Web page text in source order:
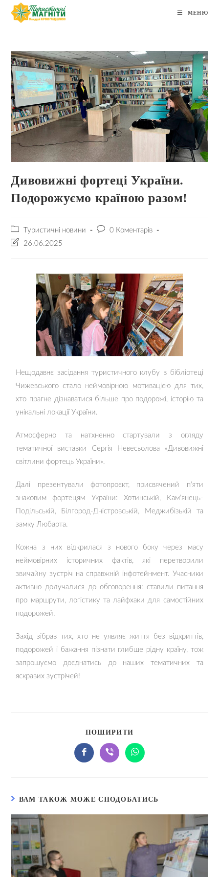
МЕНЮ
Дивовижні фортеці України.
Подорожуємо країною разом!
Туристичні новини
0 Коментарів
26.06.2025
Нещодавнє засідання туристичного клубу в бібліотеці
Чижевського стало неймовірною мотивацією для тих,
хто прагне дізнаватися більше про подорожі, історію та
унікальні локації України.
Атмосферно та натхненно стартували з огляду
тематичної виставки Сергія Невесьолова «Дивовижні
світлини фортець України».
Далі презентували фотопроєкт, присвячений п’яти
знаковим фортецям України: Хотинській, Кам’янець-
Подільській, Білгород-Дністровській, Меджибізькій та
замку Любарта.
Кожна з них відкрилася з нового боку через масу
неймовірних історичних фактів, які перетворили
звичайну зустріч на справжній інфотейнмент. Учасники
активно долучалися до обговорення: ставили питання
про маршрути, логістику та лайфхаки для самостійних
подорожей.
Захід зібрав тих, хто не уявляє життя без відкриттів,
подорожей і бажання пізнати глибше рідну країну, тож
запрошуємо доєднатись до наших тематичних та
яскравих зустрічей!
ПОШИРИТИ
ВАМ ТАКОЖ МОЖЕ СПОДОБАТИСЬ